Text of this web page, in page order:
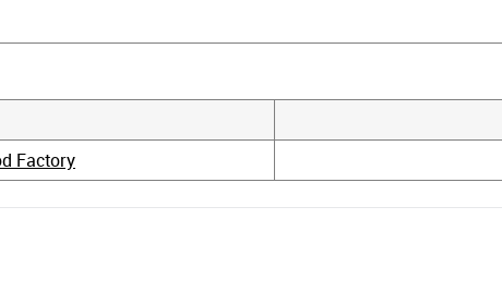
Factory